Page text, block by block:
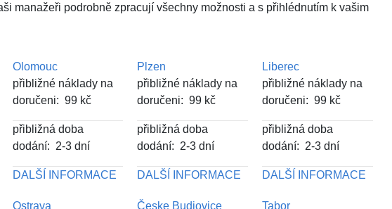
manažeři podrobně zpracují všechny možnosti a s přihlédnutím k vašim
Olomouc
přibližné náklady na
doručeni: 99 kč
přibližná doba
dodání: 2-3 dní
DALŠÍ INFORMACE
Ostrava
Plzen
přibližné náklady na
doručeni: 99 kč
přibližná doba
dodání: 2-3 dní
DALŠÍ INFORMACE
Česke Budjovice
Liberec
přibližné náklady na
doručeni: 99 kč
přibližná doba
dodání: 2-3 dní
DALŠÍ INFORMACE
Tabor